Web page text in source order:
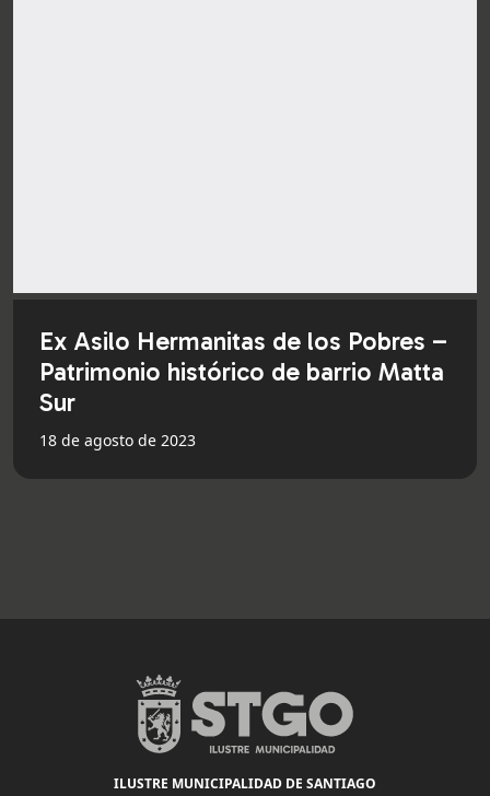
Ex Asilo Hermanitas de los Pobres –
Patrimonio histórico de barrio Matta
Sur
18 de agosto de 2023
ILUSTRE MUNICIPALIDAD DE SANTIAGO